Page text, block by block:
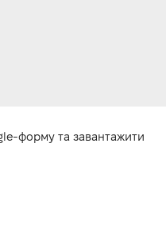
форму та завантажити